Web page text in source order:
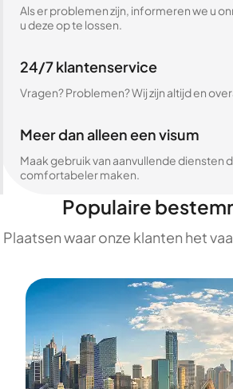
Als er problemen zijn, informeren we u
u deze op te lossen.
24/7 klantenservice
Vragen? Problemen? Wij zijn altijd en
Meer dan alleen een visum
Maak gebruik van aanvullende diensten
comfortabeler maken.
Populaire
Plaatsen waar onze klanten het